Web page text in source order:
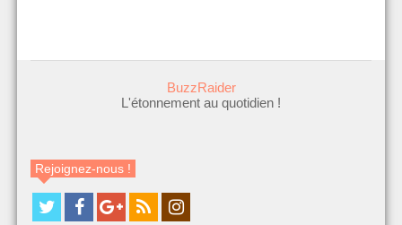
BuzzRaider
L'étonnement au quotidien !
Rejoignez-nous !